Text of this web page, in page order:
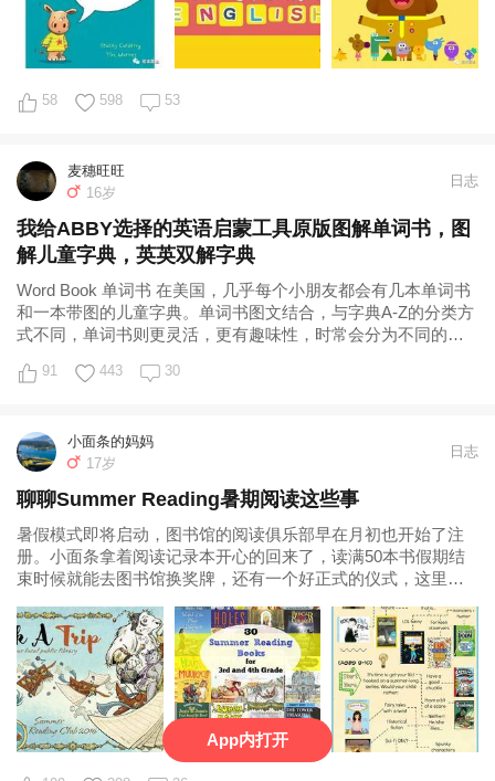
58 598 53
麦穗旺旺
16岁
日志
我给ABBY选择的英语启蒙工具原版图解单词书，图
解儿童字典，英英双解字典
Word Book 单词书 在美国，几乎每个小朋友都会有几本单词书
和一本带图的儿童字典。单词书图文结合，与字典A-Z的分类方
式不同，单词书则更灵活，更有趣味性，时常会分为不同的主
91 443 30
小面条的妈妈
17岁
日志
聊聊Summer Reading暑期阅读这些事
暑假模式即将启动，图书馆的阅读俱乐部早在月初也开始了注
册。小面条拿着阅读记录本开心的回来了，读满50本书假期结
束时候就能去图书馆换奖牌，还有一个好正式的仪式，这里的
App内打开